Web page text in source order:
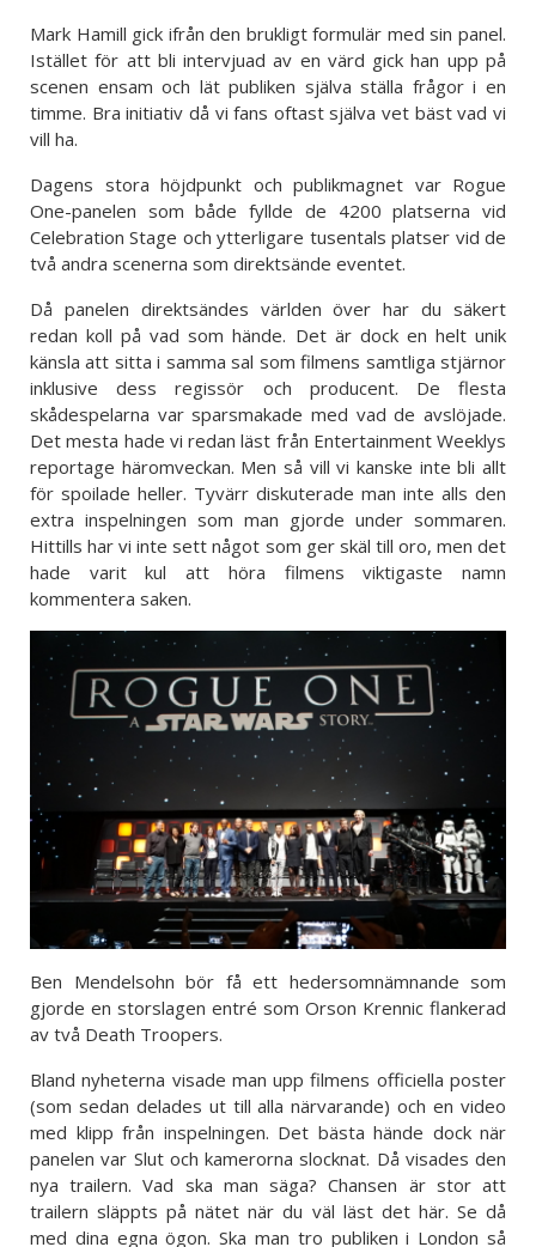
Mark Hamill gick ifrån den brukligt formulär med sin panel.
Istället för att bli intervjuad av en värd gick han upp på
scenen ensam och lät publiken själva ställa frågor i en
timme. Bra initiativ då vi fans oftast själva vet bäst vad vi
vill ha.
Dagens stora höjdpunkt och publikmagnet var Rogue
One-panelen som både fyllde de 4200 platserna vid
Celebration Stage och ytterligare tusentals platser vid de
två andra scenerna som direktsände eventet.
Då panelen direktsändes världen över har du säkert
redan koll på vad som hände. Det är dock en helt unik
känsla att sitta i samma sal som filmens samtliga stjärnor
inklusive dess regissör och producent. De flesta
skådespelarna var sparsmakade med vad de avslöjade.
Det mesta hade vi redan läst från Entertainment Weeklys
reportage häromveckan. Men så vill vi kanske inte bli allt
för spoilade heller. Tyvärr diskuterade man inte alls den
extra inspelningen som man gjorde under sommaren.
Hittills har vi inte sett något som ger skäl till oro, men det
hade varit kul att höra filmens viktigaste namn
kommentera saken.
Ben Mendelsohn bör få ett hedersomnämnande som
gjorde en storslagen entré som Orson Krennic flankerad
av två Death Troopers.
Bland nyheterna visade man upp filmens officiella poster
(som sedan delades ut till alla närvarande) och en video
med klipp från inspelningen. Det bästa hände dock när
panelen var Slut och kamerorna slocknat. Då visades den
nya trailern. Vad ska man säga? Chansen är stor att
trailern släppts på nätet när du väl läst det här. Se då
med dina egna ögon. Ska man tro publiken i London så